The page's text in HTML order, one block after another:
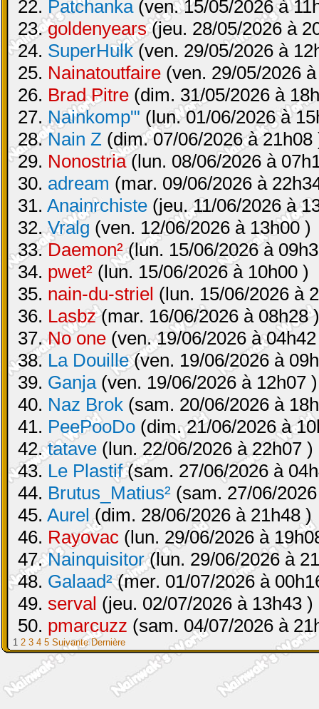
22. Patchanka(ven. 15/05/2026 à
23.goldenyears(jeu. 28/05/2026 à
24. SuperHulk (ven. 29/05/2026 à
25. Nainatoutfaire (ven. 29/05/2026
26. Brad Pitre (dim. 31/05/2026 à
27. Nainkomp"' (lun. 01/06/2026 à
28.Nain Z (dim. 07/06/2026 à 21h08
29. Nonostria(lun. 08/06/2026 à
30. adream (mar. 09/06/2026 à
31. Anainrchiste (jeu. 11/06/2026 à
32.Vralg (ven. 12/06/2026 à 13h00 )
33.Daemon²(lun. 15/06/2026 à
34. pwet² (lun. 15/06/2026 à 10h00 )
35. nain-du-striel (lun. 15/06/2026 à
36. Lasbz(mar. 16/06/2026 à 08h28 )
37.No one (ven. 19/06/2026 à
38. La Douille(ven. 19/06/2026 à
39. Ganja(ven. 19/06/2026 à 12h07 )
40. Naz Brok (sam. 20/06/2026 à
41. PeePooDo (dim. 21/06/2026 à
42.tatave (lun. 22/06/2026 à 22h07 )
43. Le Plastif(sam. 27/06/2026 à
44. Brutus_Matius² (sam. 27/06/
45. Aurel(dim. 28/06/2026 à 21h48 )
46. Rayovac (lun. 29/06/2026 à
47.Nainquisitor(lun. 29/06/2026 à
48. Galaad²(mer. 01/07/2026 à
49. serval (jeu. 02/07/2026 à 13h43 )
50. pmarcuzz (sam. 04/07/2026 à
1 2 3 4 5 Suivante Dernière